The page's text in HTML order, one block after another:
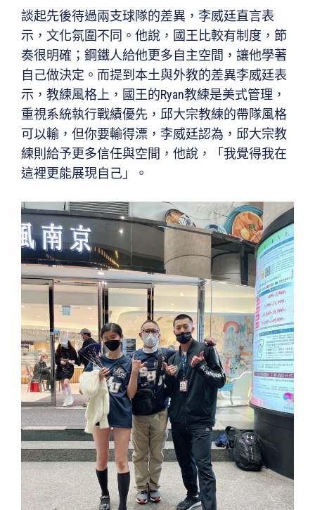
談起先後待過兩支球隊的差異，李威廷直言表
示，文化氛圍不同。他說，國王比較有制度，節
奏很明確；鋼鐵人給他更多自主空間，讓他學著
自己做決定。而提到本土與外教的差異李威廷表
示，教練風格上，國王的Ryan教練是美式管理，
重視系統執行戰績優先，邱大宗教練的帶隊風格
可以輸，但你要輸得漂，李威廷認為，邱大宗教
練則給予更多信任與空間，他說，「我覺得我在
這裡更能展現自己」。